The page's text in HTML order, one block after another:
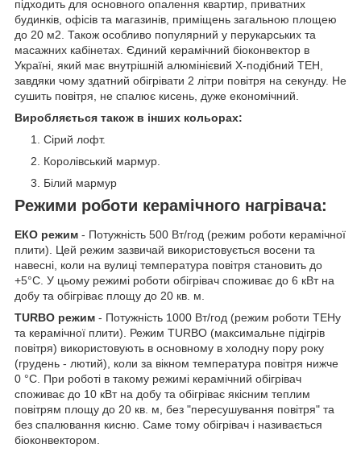
підходить для основного опалення квартир, приватних
будинків, офісів та магазинів, приміщень загальною площею
до 20 м2. Також особливо популярний у перукарських та
масажних кабінетах. Єдиний керамічний біоконвектор в
Україні, який має внутрішній алюмінієвий Х-подібний ТЕН,
завдяки чому здатний обігрівати 2 літри повітря на секунду. Не
сушить повітря, не спалює кисень, дуже економічний.
Виробляється також в інших кольорах:
Сірий лофт.
Королівський мармур.
Білий мармур
Режими роботи керамічного нагрівача:
ЕКО режим - Потужність 500 Вт/год (режим роботи керамічної
плити). Цей режим зазвичай використовується восени та
навесні, коли на вулиці температура повітря становить до
+5°С. У цьому режимі роботи обігрівач споживає до 6 кВт на
добу та обігріває площу до 20 кв. м.
TURBO режим - Потужність 1000 Вт/год (режим роботи ТЕНу
та керамічної плити). Режим TURBO (максимальне підігрів
повітря) використовують в основному в холодну пору року
(грудень - лютий), коли за вікном температура повітря нижче
0 °С. При роботі в такому режимі керамічний обігрівач
споживає до 10 кВт на добу та обігріває якісним теплим
повітрям площу до 20 кв. м, без "пересушування повітря" та
без спалювання кисню. Саме тому обігрівач і називається
біоконвектором.